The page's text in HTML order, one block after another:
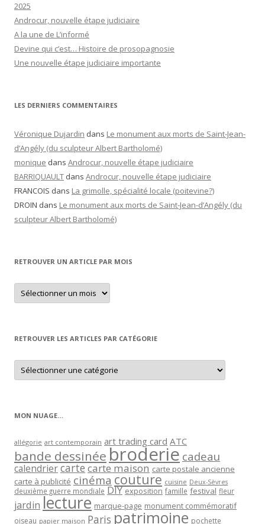
2025
Androcur, nouvelle étape judiciaire
A la une de L’informé
Devine qui c’est… Histoire de prosopagnosie
Une nouvelle étape judiciaire importante
LES DERNIERS COMMENTAIRES
Véronique Dujardin dans Le monument aux morts de Saint-Jean-
d’Angély (du sculpteur Albert Bartholomé)
monique dans Androcur, nouvelle étape judiciaire
BARRIQUAULT dans Androcur, nouvelle étape judiciaire
FRANCOIS dans La grimolle, spécialité locale (poitevine?)
DROIN dans Le monument aux morts de Saint-Jean-d’Angély (du
sculpteur Albert Bartholomé)
RETROUVER UN ARTICLE PAR MOIS
Retrouver
un
article
RETROUVER LES ARTICLES PAR CATÉGORIE
Retrouver
les
articles
MON NUAGE…
allégorie art contemporain art trading card ATC
bande dessinée broderie cadeau
calendriercartecarte maison carte postale ancienne
carte à publicité cinéma couture cuisine Deux-Sèvres
deuxième guerre mondiale DIY exposition famille festival fleur
jardin lecture marque-page monument commémoratif
oiseau papier maison Paris patrimoine pochette